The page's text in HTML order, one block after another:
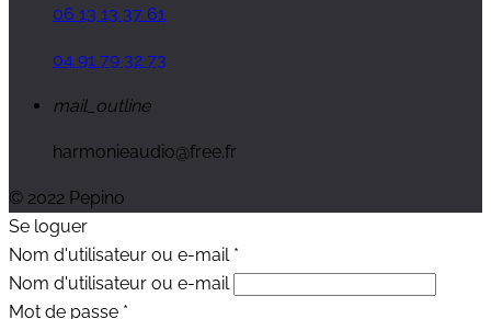
06 13 13 37 61
04 91 79 32 73
mail_outline
harmonieaudio@free.fr
© 2022 Pepino
Se loguer
Nom d'utilisateur ou e-mail *
Nom d'utilisateur ou e-mail
Mot de passe *